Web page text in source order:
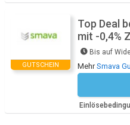
GUTSCHEIN
Top Deal
mit -0,4%
Bis auf
MehrSmava